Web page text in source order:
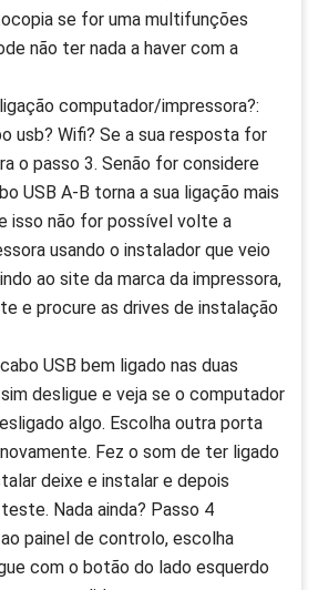
se for uma multifunções
não ter nada a haver com a
computador/impressora?:
usb? Wifi? Se a sua resposta for
o passo 3. Senão for considere
USB A-B torna a sua ligação mais
isso não for possível volte a
usando o instalador que veio
ao site da marca da impressora,
e procure as drives de instalação
USB bem ligado nas duas
desligue e veja se o computador
algo. Escolha outra porta
Fez o som de ter ligado
deixe e instalar e depois
Nada ainda? Passo 4
painel de controlo, escolha
com o botão do lado esquerdo